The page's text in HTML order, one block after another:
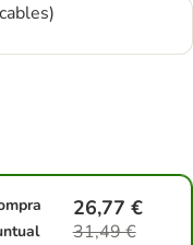
31,49 €
26,77 €